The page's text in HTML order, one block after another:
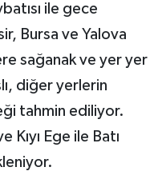
ile gece
Bursa ve Yalova
sağanak ve yer yer
diğer yerlerin
tahmin ediliyor.
Kıyı Ege ile Batı